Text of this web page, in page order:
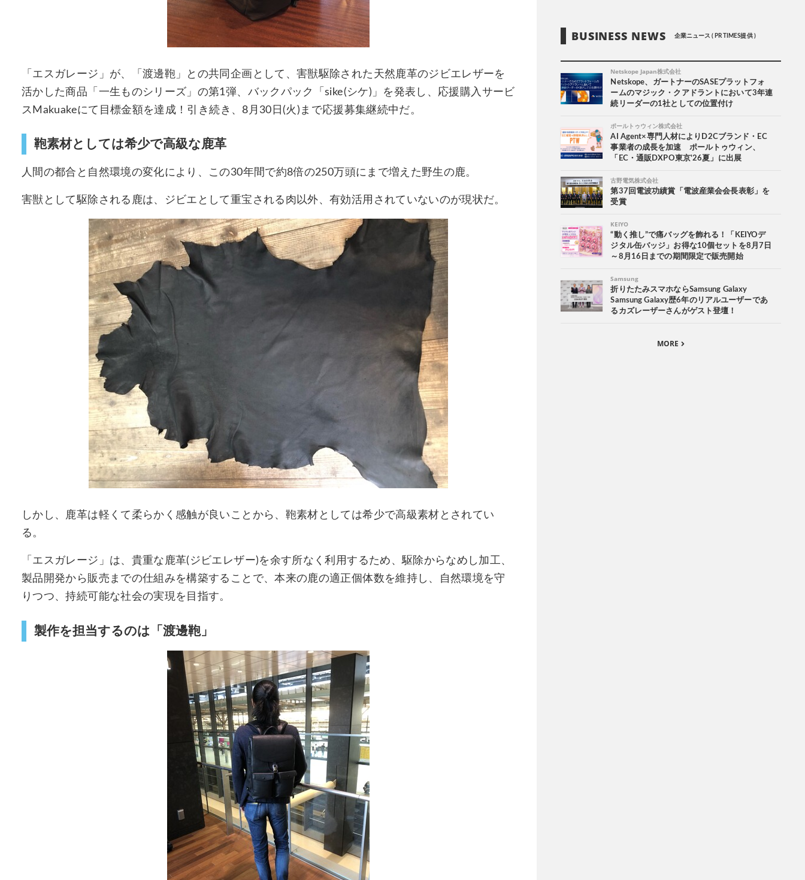
「エスガレージ」が、「渡邊鞄」との共同企画として、害獣駆除された天然鹿革のジビエレザーを
活かした商品「一生ものシリーズ」の第1弾、バックパック「sike(シケ)」を発表し、応援購入サービ
スMakuakeにて目標金額を達成！引き続き、8月30日(火)まで応援募集継続中だ。
鞄素材としては希少で高級な鹿革
人間の都合と自然環境の変化により、この30年間で約8倍の250万頭にまで増えた野生の鹿。
害獣として駆除される鹿は、ジビエとして重宝される肉以外、有効活用されていないのが現状だ。
しかし、鹿革は軽くて柔らかく感触が良いことから、鞄素材としては希少で高級素材とされてい
る。
「エスガレージ」は、貴重な鹿革(ジビエレザー)を余す所なく利用するため、駆除からなめし加工、
製品開発から販売までの仕組みを構築することで、本来の鹿の適正個体数を維持し、自然環境を守
りつつ、持続可能な社会の実現を目指す。
製作を担当するのは「渡邊鞄」
BUSINESS NEWS 企業ニュース ( PR TIMES提供 )
Netskope Japan株式会社
Netskope、ガートナーのSASEプラットフォ
ームのマジック・クアドラントにおいて3年連
続リーダーの1社としての位置付け
ポールトゥウィン株式会社
AI Agent×専門人材によりD2Cブランド・EC
事業者の成長を加速 ポールトゥウィン、
「EC・通販DXPO東京'26夏」に出展
古野電気株式会社
第37回電波功績賞「電波産業会会長表彰」を
受賞
KEIYO
“動く推し”で痛バッグを飾れる！「KEIYOデ
ジタル缶バッジ」お得な10個セットを8月7日
～8月16日までの期間限定で販売開始
Samsung
折りたたみスマホならSamsung Galaxy
Samsung Galaxy歴6年のリアルユーザーであ
るカズレーザーさんがゲスト登壇！
MORE